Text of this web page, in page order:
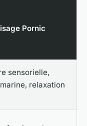
Pornic
sensorielle,
relaxation